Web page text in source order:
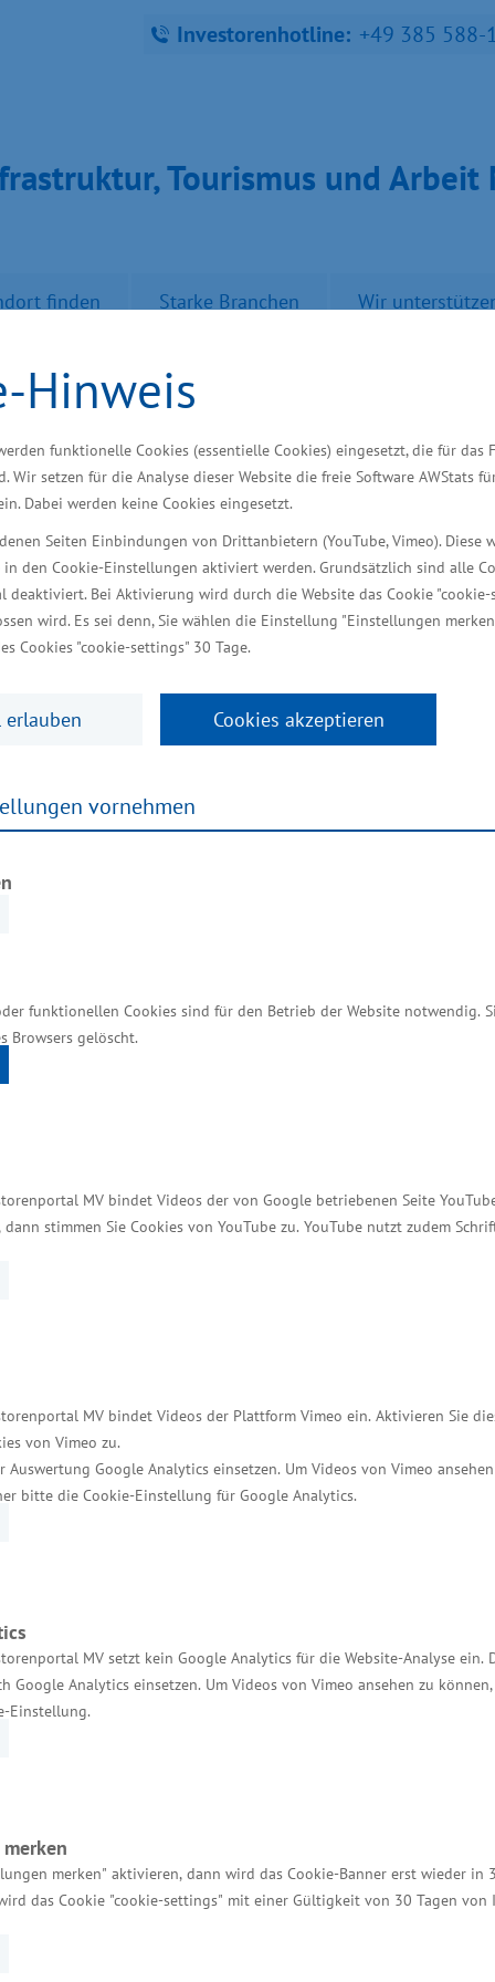
Hinweis
funktionelle Cookies (essentielle Cookies) eingesetzt, die für das
Wir setzen für die Analyse dieser Website die freie Software AWStats
Dabei werden keine Cookies eingesetzt.
Seiten Einbindungen von Drittanbietern (YouTube, Vimeo). Diese
in den Cookie-Einstellungen aktiviert werden. Grundsätzlich sind alle
Bei Aktivierung wird durch die Website das Cookie "cookie-
wird. Es sei denn, Sie wählen die Einstellung "Einstellungen
Cookies "cookie-settings" 30 Tage.
erlauben Cookies akzeptieren
vornehmen
funktionellen Cookies sind für den Betrieb der Website notwendig.
Browsers gelöscht.
MV bindet Videos der von Google betriebenen Seite
dann stimmen Sie Cookies von YouTube zu. YouTube nutzt zudem
MV bindet Videos der Plattform Vimeo ein. Aktivieren Sie
von Vimeo zu.
Auswertung Google Analytics einsetzen. Um Videos von Vimeo
bitte die Cookie-Einstellung für Google Analytics.
MV setzt kein Google Analytics für die Website-Analyse ein.
Google Analytics einsetzen. Um Videos von Vimeo ansehen zu
Einstellung.
merken" aktivieren, dann wird das Cookie-Banner erst wieder in
das Cookie "cookie-settings" mit einer Gültigkeit von 30 Tagen von
Investorenhotline: +49 385 588-
Tou­ris­mus und Ar­beit
finden Starke Branchen Wir
Marktpräsenzprämie
Einzelhandels selbst aber auch
Die Ware bleibt liegen. „Zur
Pauschale in Höhe von 5.000 Euro pro
Marktpräsenz, also beispielsweise bei
Antragsteller für die Marktpräsenzprämie wird
Dienstag.
– Antragsfrist verlängert
im Fokus. Ihnen
die Antragsvoraussetzung festgelegt: ein
Schließungen hat sich das Land
weite Teile des Einzelhandels erfasst, die ab
31. Mai 2021 gestellt werden.
Soloselbstständige aus dem stationären
2020 oder Januar/Februar 2021 erhebliche
und Handelskammern in Mecklenburg-
Vorwege der Antragstellung eine Prüfung der
im Antragsformular. Bewilligungsstelle ist das
Download unter:
Services
Kontakt für Investoren
Aktuelle Broschüren und Downloads
Aktuelle Meldungen